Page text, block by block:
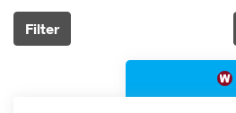
Filter